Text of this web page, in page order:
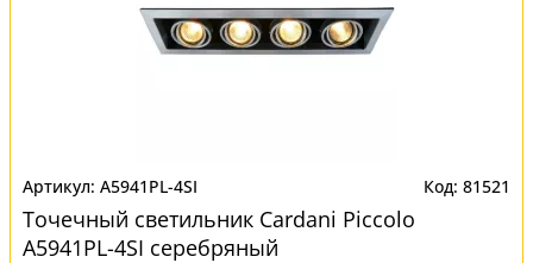
A5941PL-4SI 81521
Точечный светильник Cardani Piccolo
A5941PL-4SI серебряный